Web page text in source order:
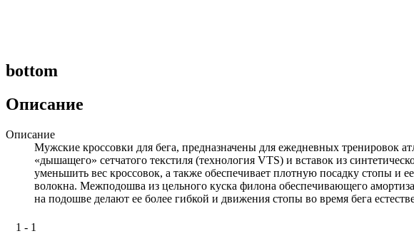
bottom
Описание
Описание
Мужские кроссовки для бега, предназначены для ежедневных тренировок
«дышащего» сетчатого текстиля (технология VTS) и вставок из
уменьшить вес кроссовок, а также обеспечивает плотную посадку стопы и
волокна. Межподошва из цельного куска филона обеспечивающего
на подошве делают ее более гибкой и движения стопы во время бега
1 - 1